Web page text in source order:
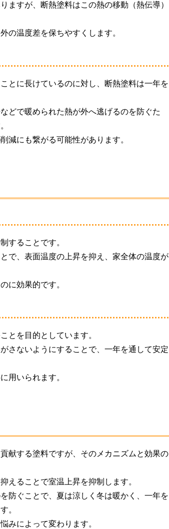
ますが、断熱塗料はこの熱の移動（熱伝導）
の温度差を保ちやすくします。
とに長けているのに対し、断熱塗料は一年を
どで暖められた熱が外へ逃げるのを防ぐた
減にも繋がる可能性があります。
することです。
で、表面温度の上昇を抑え、家全体の温度が
に効果的です。
とを目的としています。
さないようにすることで、一年を通して安定
用いられます。
献する塗料ですが、そのメカニズムと効果の
えることで室温上昇を抑制します。
防ぐことで、夏は涼しく冬は暖かく、一年を
。
みによって変わります。